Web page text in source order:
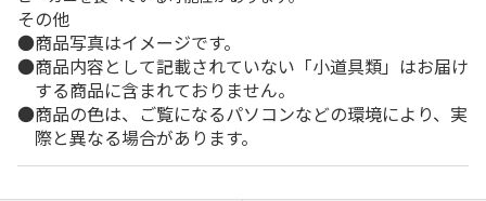
その他
商品写真はイメージです。
商品内容として記載されていない「小道具類」はお届け
する商品に含まれておりません。
商品の色は、ご覧になるパソコンなどの環境により、実
際と異なる場合があります。